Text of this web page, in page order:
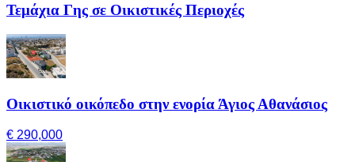
Τεμάχια Γης σε Οικιστικές Περιοχές
Οικιστικό οικόπεδο στην ενορία Άγιος Αθανάσιος
€ 290,000